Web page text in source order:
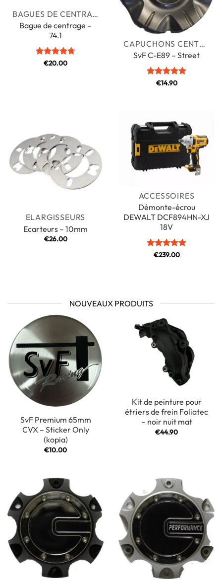
BAGUES DE CENTRAGE
Bague de centrage –
74.1
Note4.71
€20.00
CAPUCHONS CENTRAUX
SvF C-E89 – Street
Note5sur
€14.90
ELARGISSEURS
Ecarteurs – 10mm
€26.00
ACCESSOIRES
Démonte-écrou
DEWALT DCF894HN-XJ
18V
Note5sur
€239.00
NOUVEAUX PRODUITS
SvF Premium 65mm
CVX – Sticker Only
(kopia)
€10.00
Kit de peinture pour
étriers de frein Foliatec
– noir nuit mat
€44.90